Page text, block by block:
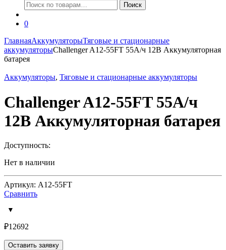
Искать:
Поиск
0
ГлавнаяАккумуляторыТяговые и стационарные
аккумуляторыChallenger A12-55FT 55А/ч 12В Аккумуляторная
батарея
Аккумуляторы, Тяговые и стационарные аккумуляторы
Challenger A12-55FT 55А/ч
12В Аккумуляторная батарея
Доступность:
Нет в наличии
Артикул: A12-55FT
Сравнить
₽12692
Оставить заявку